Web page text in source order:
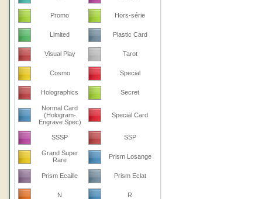
Promo Hors-série
Limited Plastic Card
Visual Play Tarot
Cosmo Special
Holographics Secret
Normal Card
(Hologram-
Engrave Spec)
Special Card
SSSP SSP
Grand Super
Rare
Prism Losange
Prism Ecaille Prism Eclat
N R